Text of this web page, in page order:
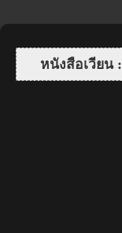
หนังสือเวียน